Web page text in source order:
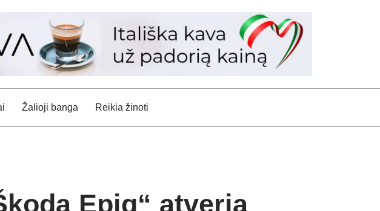
Žalioji banga Reikia žinoti
Epiq“ atveria